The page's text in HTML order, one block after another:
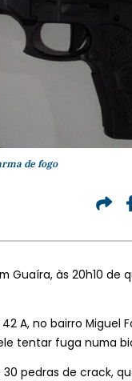
de fogo
Guaíra, às 20h10 de
A, no bairro Miguel
tentar fuga numa
pedras de crack,